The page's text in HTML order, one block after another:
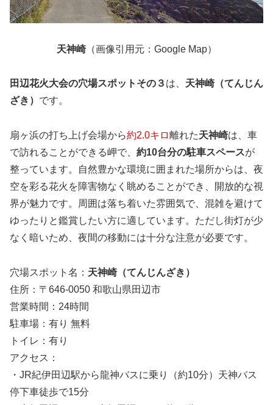
天神崎（画像引用元：Google Map）
田辺花火大会の穴場スポットその３ は、 天神崎（てんじん
ざき） です。
扇ヶ浜の打ち上げ会場から約2.0キロ離れた天神崎は、車
で訪れることができる岬で、 約10台分の駐車スペースが
整っています。自然豊かな環境に囲まれた場所からは、夜
空を彩る花火を障害物なく眺めることができ、開放的な視
界が魅力です。周囲は落ち着いた雰囲気で、混雑を避けて
ゆったりと鑑賞したい方に適しています。ただし街灯が少
なく暗いため、夜間の移動には十分な注意が必要です。
穴場スポット名： 天神崎（てんじんざき）
住所：〒646-0050 和歌山県田辺市
営業時間：24時間
駐車場：有り 無料
トイレ：有り
アクセス：
・JR紀伊田辺駅から龍神バスに乗り（約10分）天神バス
停下車徒歩で15分